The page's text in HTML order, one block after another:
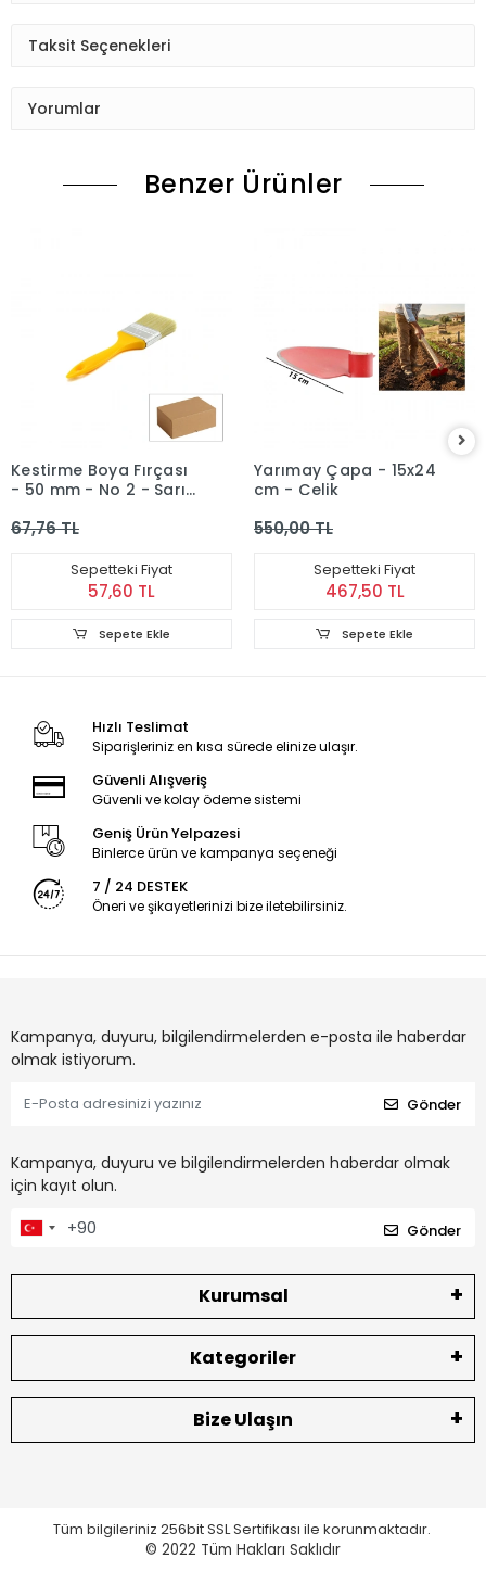
Taksit Seçenekleri
Yorumlar
Benzer Ürünler
Kestirme Boya Fırçası
- 50 mm - No 2 - Sarı
67,76 TL
Sepetteki Fiyat
57,60 TL
Sepete Ekle
Yarımay Çapa - 15x24
cm - Çelik
550,00 TL
Sepetteki Fiyat
467,50 TL
Sepete Ekle
Hızlı Teslimat
Siparişleriniz en kısa sürede elinize ulaşır.
Güvenli Alışveriş
Güvenli ve kolay ödeme sistemi
Geniş Ürün Yelpazesi
Binlerce ürün ve kampanya seçeneği
7 / 24 DESTEK
Öneri ve şikayetlerinizi bize iletebilirsiniz.
Kampanya, duyuru, bilgilendirmelerden e-posta ile haberdar
olmak istiyorum.
Gönder
Kampanya, duyuru ve bilgilendirmelerden haberdar olmak
için kayıt olun.
Gönder
Kurumsal
Kategoriler
Bize Ulaşın
Tüm bilgileriniz 256bit SSL Sertifikası ile korunmaktadır.
© 2022 Tüm Hakları Saklıdır